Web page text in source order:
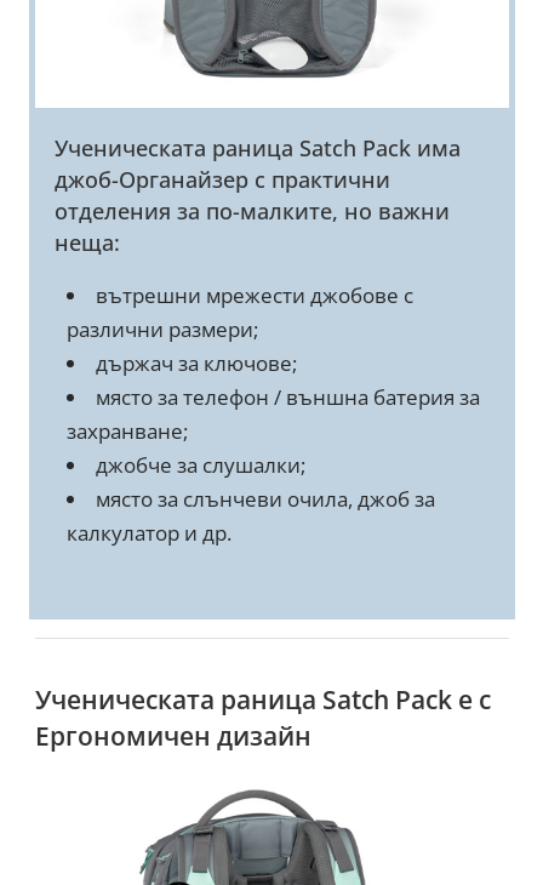
Ученическата раница Satch Pack има
джоб-Органайзер с практични
отделения за по-малките, но важни
неща:
вътрешни мрежести джобове с
различни размери;
държач за ключове;
място за телефон / външна батерия за
захранване;
джобче за слушалки;
място за слънчеви очила, джоб за
калкулатор и др.
Ученическата раница Satch Pack е с
Ергономичен дизайн